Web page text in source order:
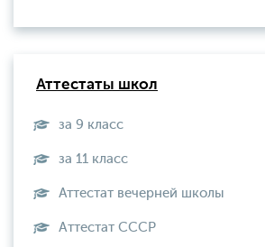
Аттестаты школ
за 9 класс
за 11 класс
Аттестат вечерней школы
Aттестат СССР